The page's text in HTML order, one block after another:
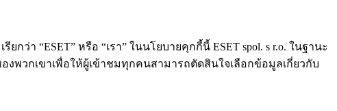
า “ESET” หรือ “เรา” ในนโยบายคุกกี้นี้ ESET spol. s r.o. ในฐานะ
งพวกเขาเพื่อให้ผู้เข้าชมทุกคนสามารถตัดสินใจเลือกข้อมูลเกี่ยวกับ